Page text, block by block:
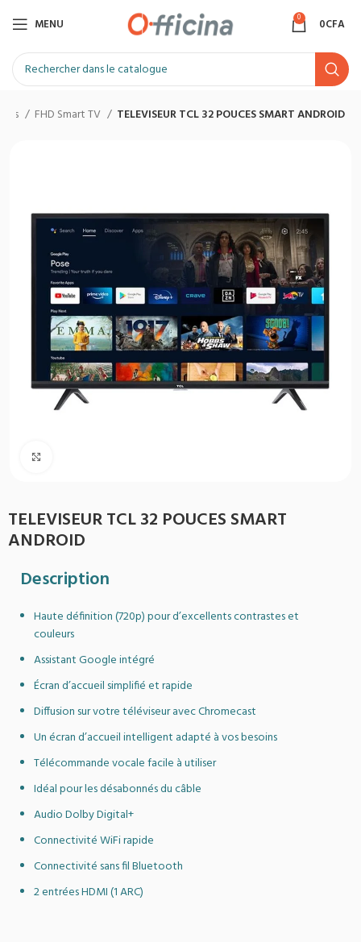
MENU 0 0CFA
FHD Smart TV TELEVISEUR TCL 32 POUCES SMART ANDROID
TELEVISEUR TCL 32 POUCES SMART
ANDROID
Description
Haute définition (720p) pour d’excellents contrastes et
couleurs
Assistant Google intégré
Écran d’accueil simplifié et rapide
Diffusion sur votre téléviseur avec Chromecast
Un écran d’accueil intelligent adapté à vos besoins
Télécommande vocale facile à utiliser
Idéal pour les désabonnés du câble
Audio Dolby Digital+
Connectivité WiFi rapide
Connectivité sans fil Bluetooth
2 entrées HDMI (1 ARC)